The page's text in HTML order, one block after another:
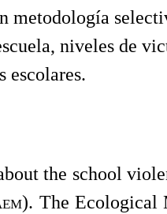
metodología
niveles de
escolares.
the school
). The Ecological